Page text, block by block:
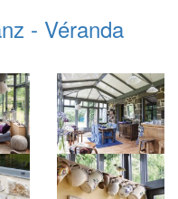
- Véranda